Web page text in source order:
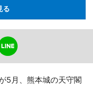
る
5月、熊本城の天守閣